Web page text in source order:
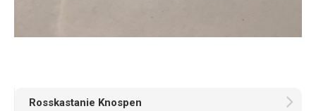
Rosskastanie Knospen